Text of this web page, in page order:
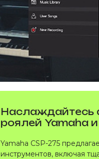
Наслаждайтесь
роялей Yamaha
Yamaha CSP-275
инструментов, включая